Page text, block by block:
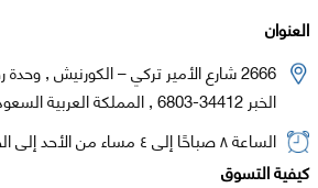
العنوان
2666 شارع الأمير تركي – الكورنيش , وحدة رقم 102
الخبر 34412-6803 , المملكة العربية السعودية
الساعة ٨ صباحًا إلى ٤ مساء من الأحد إلى الخميس
كيفية التسوق